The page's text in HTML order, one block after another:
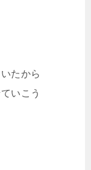
たから
いこう